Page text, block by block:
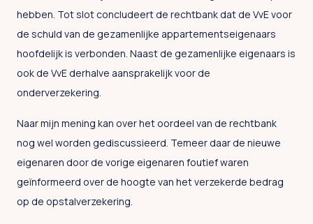
hebben. Tot slot concludeert de rechtbank dat de VvE voor
de schuld van de gezamenlijke appartementseigenaars
hoofdelijk is verbonden. Naast de gezamenlijke eigenaars is
ook de VvE derhalve aansprakelijk voor de
onderverzekering.
Naar mijn mening kan over het oordeel van de rechtbank
nog wel worden gediscussieerd. Temeer daar de nieuwe
eigenaren door de vorige eigenaren foutief waren
geïnformeerd over de hoogte van het verzekerde bedrag
op de opstalverzekering.